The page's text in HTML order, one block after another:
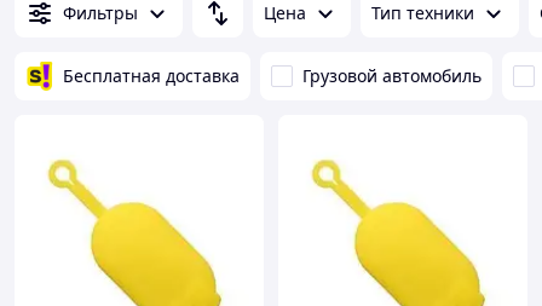
Фильтры Цена Тип техники
Бесплатная доставка Грузовой автомобиль